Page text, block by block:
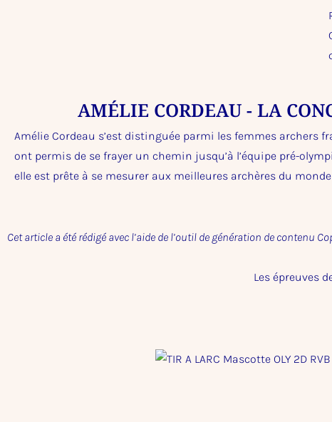
AMÉLIE CORDEAU - LA
Amélie Cordeau s’est distinguée parmi les femmes archers
ont permis de se frayer un chemin jusqu’à l’équipe pré-
elle est prête à se mesurer aux meilleures archères du monde
Cet article a été rédigé avec l’aide de l’outil de génération de contenu
Les épreuves